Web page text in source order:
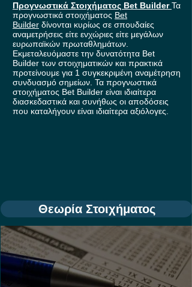
Προγνωστικά Στοιχήματος Bet BuilderΤα
προγνωστικά στοιχήματος Bet
Builder δίνονται κυρίως σε σπουδαίες
αναμετρήσεις είτε ενχώριες είτε μεγάλων
ευρωπαϊκών πρωταθλημάτων.
Εκμεταλευόμαστε την δυνατότητα Bet
Builder των στοιχηματικών και πρακτικά
προτείνουμε για 1 συγκεκριμένη αναμέτρηση
συνδυασμό σημείων. Τα προγνωστικά
στοιχήματος Bet Builder είναι ιδιαίτερα
διασκεδαστικά και συνήθως οι αποδόσεις
που καταλήγουν είναι ιδιαίτερα αξιόλογες.
Θεωρία Στοιχήματος